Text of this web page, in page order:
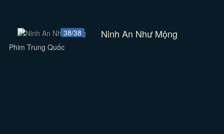
38/38 Ninh An Như Mộng
Phim Trung Quốc